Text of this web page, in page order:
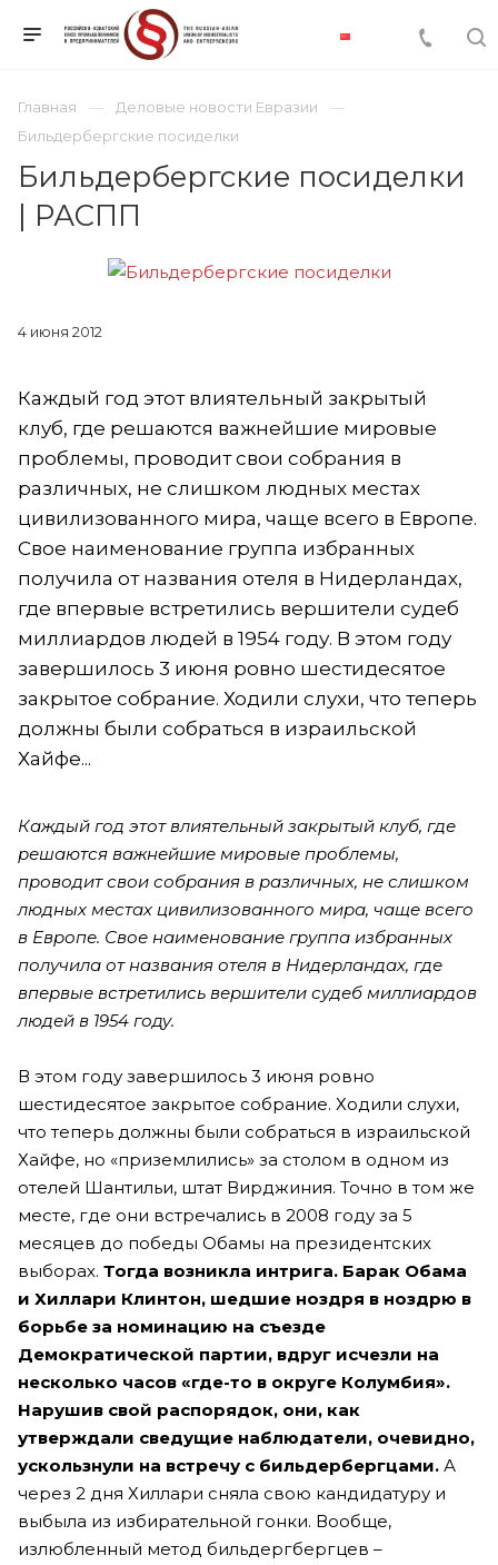
Главная
Деловые новости Евразии
Бильдербергские посиделки
Бильдербергские посиделки
| РАСПП
4 июня 2012
Каждый год этот влиятельный закрытый
клуб, где решаются важнейшие мировые
проблемы, проводит свои собрания в
различных, не слишком людных местах
цивилизованного мира, чаще всего в Европе.
Свое наименование группа избранных
получила от названия отеля в Нидерландах,
где впервые встретились вершители судеб
миллиардов людей в 1954 году. В этом году
завершилось 3 июня ровно шестидесятое
закрытое собрание. Ходили слухи, что теперь
должны были собраться в израильской
Хайфе...
Каждый год этот влиятельный закрытый клуб, где
решаются важнейшие мировые проблемы,
проводит свои собрания в различных, не слишком
людных местах цивилизованного мира, чаще всего
в Европе. Свое наименование группа избранных
получила от названия отеля в Нидерландах, где
впервые встретились вершители судеб миллиардов
людей в 1954 году.
В этом году завершилось 3 июня ровно
шестидесятое закрытое собрание. Ходили слухи,
что теперь должны были собраться в израильской
Хайфе, но «приземлились» за столом в одном из
отелей Шантильи, штат Вирджиния. Точно в том же
месте, где они встречались в 2008 году за 5
месяцев до победы Обамы на президентских
выборах. Тогда возникла интрига. Барак Обама
и Хиллари Клинтон, шедшие ноздря в ноздрю в
борьбе за номинацию на съезде
Демократической партии, вдруг исчезли на
несколько часов «где-то в округе Колумбия».
Нарушив свой распорядок, они, как
утверждали сведущие наблюдатели, очевидно,
ускользнули на встречу с бильдербергцами. А
через 2 дня Хиллари сняла свою кандидатуру и
выбыла из избирательной гонки. Вообще,
излюбленный метод бильдергбергцев –